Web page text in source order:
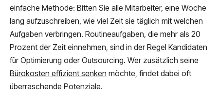
einfache Methode: Bitten Sie alle Mitarbeiter, eine Woche
lang aufzuschreiben, wie viel Zeit sie täglich mit welchen
Aufgaben verbringen. Routineaufgaben, die mehr als 20
Prozent der Zeit einnehmen, sind in der Regel Kandidaten
für Optimierung oder Outsourcing. Wer zusätzlich seine
Bürokosten effizient senken möchte, findet dabei oft
überraschende Potenziale.